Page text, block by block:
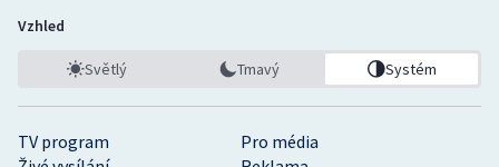
TV program
Pro média
Vzhled
Světlý Tmavý Systém